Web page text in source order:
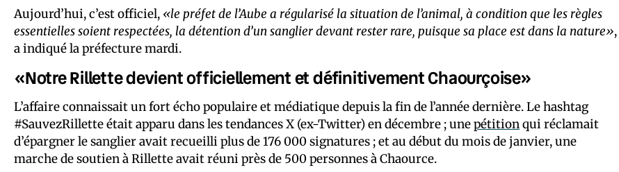
Aujourd’hui, c’est officiel, «le préfet de l’Aube a régularisé la situation de l’animal, à condition que les règles
essentielles soient respectées, la détention d’un sanglier devant rester rare, puisque sa place est dans la nature»,
a indiqué la préfecture mardi.
«Notre Rillette devient officiellement et définitivement Chaourçoise»
L’affaire connaissait un fort écho populaire et médiatique depuis la fin de l’année dernière. Le hashtag
#SauvezRillette était apparu dans les tendances X (ex-Twitter) en décembre ; unepétitionqui réclamait
d’épargner le sanglier avait recueilli plus de 176 000 signatures ; et au début du mois de janvier, une
marche de soutien à Rillette avait réuni près de 500 personnes à Chaource.